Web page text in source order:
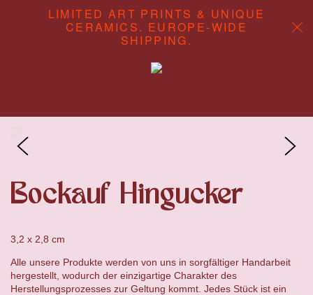
LIMITED ART PRINTS & UNIQUE
CERAMICS. EUROPE-WIDE
SHIPPING.
SHOP
Bockauf Hingucker
3,2 x 2,8 cm
Alle unsere Produkte werden von uns in sorgfältiger Handarbeit
hergestellt, wodurch der einzigartige Charakter des
Herstellungsprozesses zur Geltung kommt. Jedes Stück ist ein